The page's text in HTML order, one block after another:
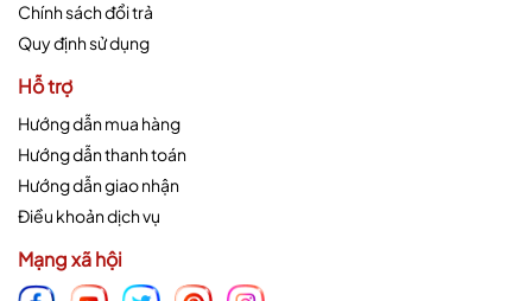
Chính sách đổi trả
Quy định sử dụng
Hỗ trợ
Hướng dẫn mua hàng
Hướng dẫn thanh toán
Hướng dẫn giao nhận
Điều khoản dịch vụ
Mạng xã hội